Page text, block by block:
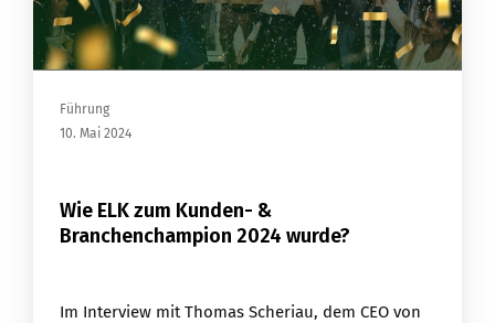
Wie ELK zum Kunden- &
Branchenchampion 2024 wurde?
Im Interview mit Thomas Scheriau, dem CEO von
Führung
10. Mai 2024